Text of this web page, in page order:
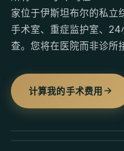
家位于伊斯坦布尔的私立
手术室、重症监护室、
查。您将在医院而非诊所
计算我的手术费用